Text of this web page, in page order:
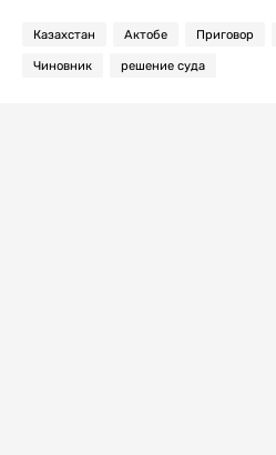
Казахстан Актобе Приговор
Чиновник решение суда